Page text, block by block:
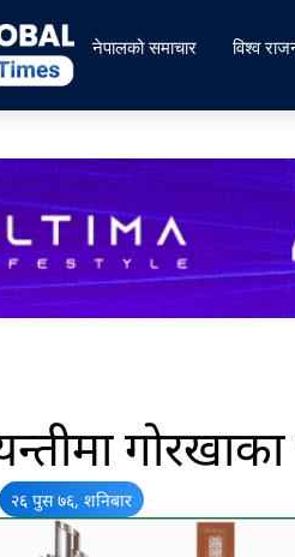
नेपालको समाचार विश्व
२६ पुस ७६, शनिबार